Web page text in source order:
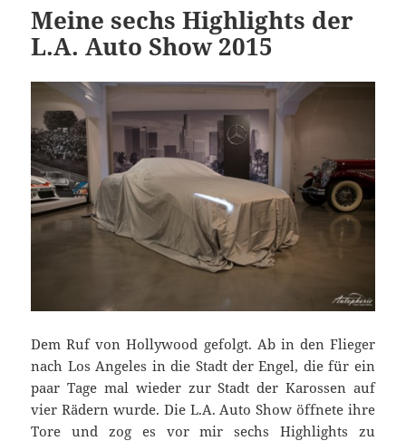
Meine sechs Highlights der
L.A. Auto Show 2015
Dem Ruf von Hollywood gefolgt. Ab in den Flieger
nach Los Angeles in die Stadt der Engel, die für ein
paar Tage mal wieder zur Stadt der Karossen auf
vier Rädern wurde. Die L.A. Auto Show öffnete ihre
Tore und zog es vor mir sechs Highlights zu